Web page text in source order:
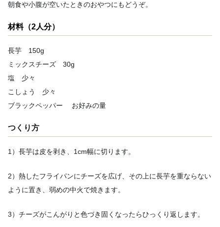
朝食や小腹が空いたときのおやつにもどうぞ。
材料（2人分）
長芋 150g
ミックスチーズ 30g
塩 少々
こしょう 少々
ブラックペッパー お好みの量
つくり方
1）長芋は皮を剥き、1cm幅に切ります。
2）熱したフライパンにチーズを広げ、その上に長芋を重ならない
ように置き、弱めの中火で焼きます。
3）チーズがこんがりと色づき固くなったらひっくり返します。